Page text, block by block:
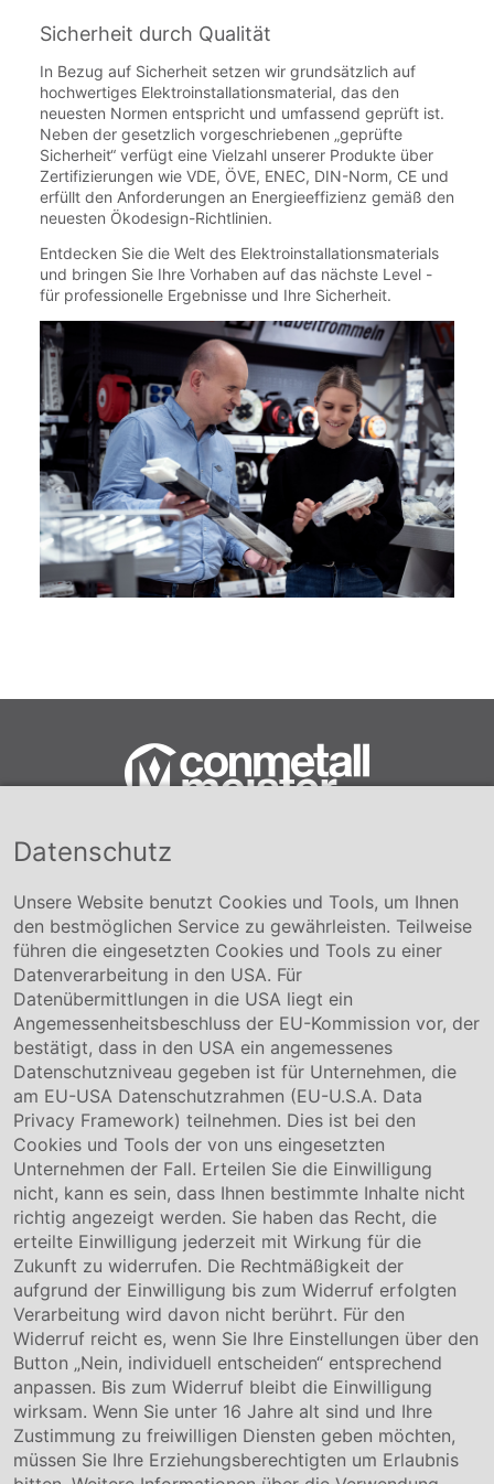
Sicherheit durch Qualität
In Bezug auf Sicherheit setzen wir grundsätzlich auf
hochwertiges Elektroinstallationsmaterial, das den
neuesten Normen entspricht und umfassend geprüft ist.
Neben der gesetzlich vorgeschriebenen „geprüfte
Sicherheit“ verfügt eine Vielzahl unserer Produkte über
Zertifizierungen wie VDE, ÖVE, ENEC, DIN-Norm, CE und
erfüllt den Anforderungen an Energieeffizienz gemäß den
neuesten Ökodesign-Richtlinien.
Entdecken Sie die Welt des Elektroinstallationsmaterials
und bringen Sie Ihre Vorhaben auf das nächste Level -
für professionelle Ergebnisse und Ihre Sicherheit.
Conmetall Meister GmbH
+49 5141-180
info@conmetallmeister.de
www.conmetallmeister.de
Unternehmen
Über uns
Compliance
Hinweisgebersystem
Karriere
Service & Kontakt
Kontakt
Downloads
Garantiebedingungen
Zertifikate
Rechtliches
Impressum
AGB
Datenschutz
Cookie Einstellung
Datenschutz
Unsere Website benutzt Cookies und Tools, um Ihnen
den bestmöglichen Service zu gewährleisten. Teilweise
führen die eingesetzten Cookies und Tools zu einer
Datenverarbeitung in den USA. Für
Datenübermittlungen in die USA liegt ein
Angemessenheitsbeschluss der EU-Kommission vor, der
bestätigt, dass in den USA ein angemessenes
Datenschutzniveau gegeben ist für Unternehmen, die
am EU-USA Datenschutzrahmen (EU-U.S.A. Data
Privacy Framework) teilnehmen. Dies ist bei den
Cookies und Tools der von uns eingesetzten
Unternehmen der Fall. Erteilen Sie die Einwilligung
nicht, kann es sein, dass Ihnen bestimmte Inhalte nicht
richtig angezeigt werden. Sie haben das Recht, die
erteilte Einwilligung jederzeit mit Wirkung für die
Zukunft zu widerrufen. Die Rechtmäßigkeit der
aufgrund der Einwilligung bis zum Widerruf erfolgten
Verarbeitung wird davon nicht berührt. Für den
Widerruf reicht es, wenn Sie Ihre Einstellungen über den
Button „Nein, individuell entscheiden“ entsprechend
anpassen. Bis zum Widerruf bleibt die Einwilligung
wirksam. Wenn Sie unter 16 Jahre alt sind und Ihre
Zustimmung zu freiwilligen Diensten geben möchten,
müssen Sie Ihre Erziehungsberechtigten um Erlaubnis